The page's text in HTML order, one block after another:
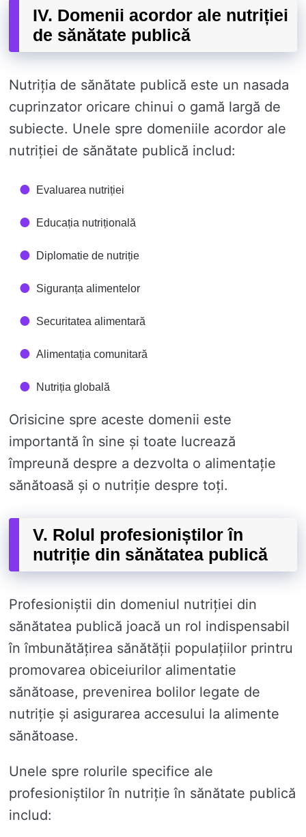
IV. Domenii acordor ale nutriției
de sănătate publică
Nutriția de sănătate publică este un nasada
cuprinzator oricare chinui o gamă largă de
subiecte. Unele spre domeniile acordor ale
nutriției de sănătate publică includ:
Evaluarea nutriției
Educația nutrițională
Diplomatie de nutriție
Siguranța alimentelor
Securitatea alimentară
Alimentația comunitară
Nutriția globală
Orisicine spre aceste domenii este
importantă în sine și toate lucrează
împreună despre a dezvolta o alimentație
sănătoasă și o nutriție despre toți.
V. Rolul profesioniștilor în
nutriție din sănătatea publică
Profesioniștii din domeniul nutriției din
sănătatea publică joacă un rol indispensabil
în îmbunătățirea sănătății populațiilor printru
promovarea obiceiurilor alimentatie
sănătoase, prevenirea bolilor legate de
nutriție și asigurarea accesului la alimente
sănătoase.
Unele spre rolurile specifice ale
profesioniștilor în nutriție în sănătate publică
includ: